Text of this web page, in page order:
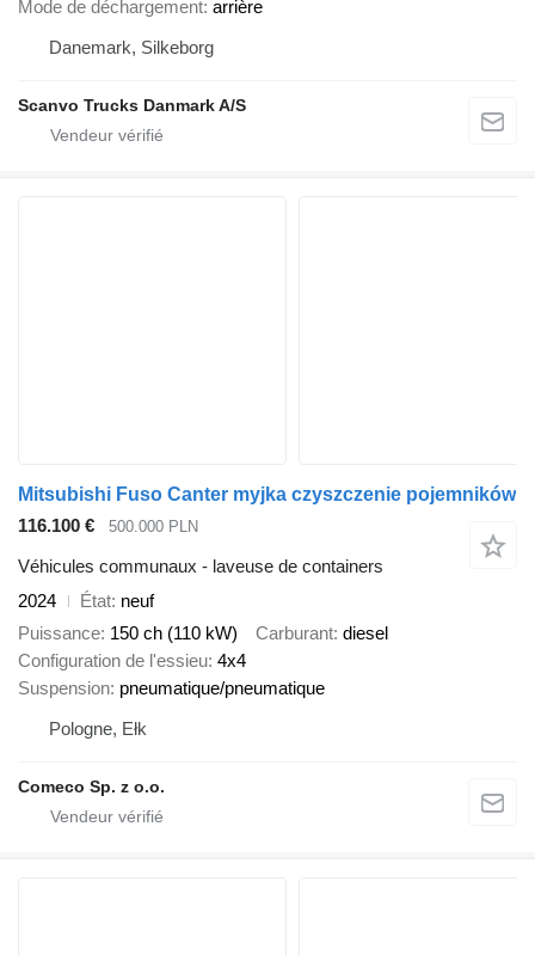
Mode de déchargement arrière
Danemark, Silkeborg
Scanvo Trucks Danmark A/S
Mitsubishi Fuso Canter myjka czyszczenie pojemników
116.100 €
500.000 PLN
Véhicules communaux - laveuse de containers
2024
État neuf
Puissance 150 ch (110 kW) Carburant diesel
Configuration de l'essieu 4x4
Suspension pneumatique/pneumatique
Pologne, Ełk
Comeco Sp. z o.o.